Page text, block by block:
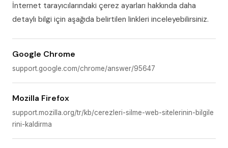
İnternet tarayıcılarındaki çerez ayarları hakkında daha
detaylı bilgi için aşağıda belirtilen linkleri inceleyebilirsiniz.
Google Chrome
support.google.com/chrome/answer/95647
Mozilla Firefox
support.mozilla.org/tr/kb/cerezleri-silme-web-sitelerinin-bilgile
rini-kaldirma